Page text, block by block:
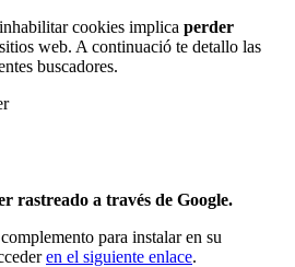
cookies implica perder
web. A continuació te detallo las
buscadores.
rastreado a través de Google.
para instalar en su
en el siguiente enlace.